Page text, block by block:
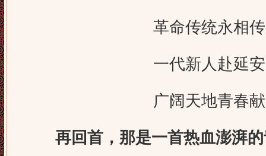
革命传统永相
一代新人赴延
广阔天地青春
再回首，那是一首热血澎湃